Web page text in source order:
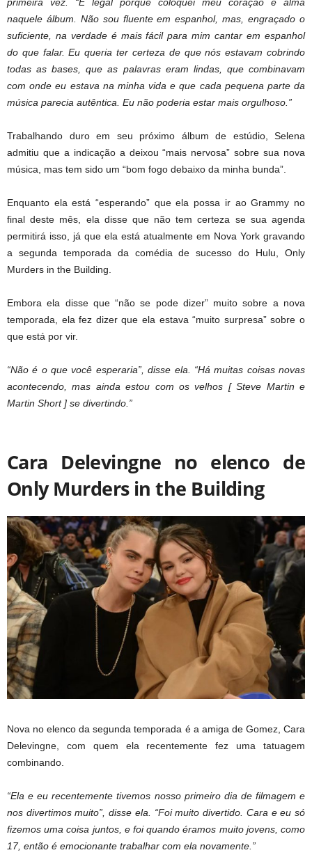
naquele álbum. Não sou fluente em espanhol, mas, engraçado o
suficiente, na verdade é mais fácil para mim cantar em espanhol
do que falar. Eu queria ter certeza de que nós estavam cobrindo
todas as bases, que as palavras eram lindas, que combinavam
com onde eu estava na minha vida e que cada pequena parte da
música parecia autêntica. Eu não poderia estar mais orgulhoso.”
Trabalhando duro em seu próximo álbum de estúdio, Selena
admitiu que a indicação a deixou “mais nervosa” sobre sua nova
música, mas tem sido um “bom fogo debaixo da minha bunda”.
Enquanto ela está “esperando” que ela possa ir ao Grammy no
final deste mês, ela disse que não tem certeza se sua agenda
permitirá isso, já que ela está atualmente em Nova York gravando
a segunda temporada da comédia de sucesso do Hulu, Only
Murders in the Building.
Embora ela disse que “não se pode dizer” muito sobre a nova
temporada, ela fez dizer que ela estava “muito surpresa” sobre o
que está por vir.
“Não é o que você esperaria”, disse ela. “Há muitas coisas novas
acontecendo, mas ainda estou com os velhos [ Steve Martin e
Martin Short ] se divertindo.”
Cara Delevingne no elenco de
Only Murders in the Building
Nova no elenco da segunda temporada é a amiga de Gomez, Cara
Delevingne, com quem ela recentemente fez uma tatuagem
combinando.
“Ela e eu recentemente tivemos nosso primeiro dia de filmagem e
nos divertimos muito”, disse ela. “Foi muito divertido. Cara e eu só
fizemos uma coisa juntos, e foi quando éramos muito jovens, como
17, então é emocionante trabalhar com ela novamente.”